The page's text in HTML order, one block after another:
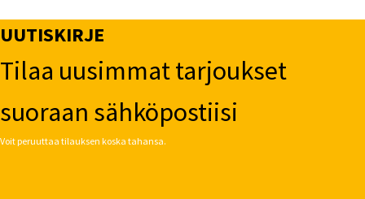
UUTISKIRJE
Tilaa uusimmat tarjoukset
suoraan sähköpostiisi
Voit peruuttaa tilauksen koska tahansa.